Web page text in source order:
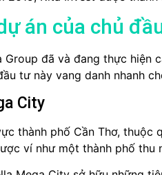
án của chủ
Group đã và đang thực hiện
tư này vang danh nhanh
City
thành phố Cần Thơ, thuộc
ví như một thành phố thu